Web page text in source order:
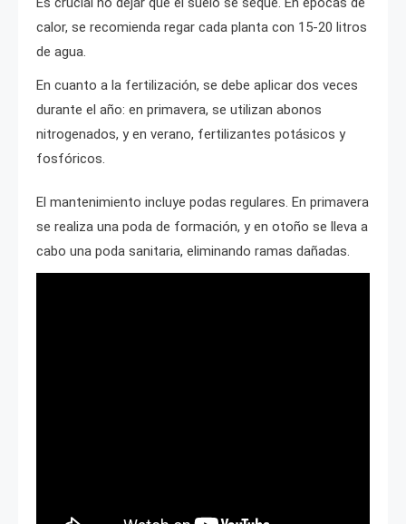
calor, se recomienda regar cada planta con 15-20 litros
de agua.
En cuanto a la fertilización, se debe aplicar dos veces
durante el año: en primavera, se utilizan abonos
nitrogenados, y en verano, fertilizantes potásicos y
fosfóricos.
El mantenimiento incluye podas regulares. En primavera
se realiza una poda de formación, y en otoño se lleva a
cabo una poda sanitaria, eliminando ramas dañadas.